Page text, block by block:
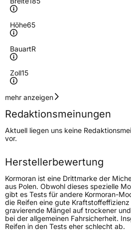
Höhe65
BauartR
Zoll15
Geschwindigkeitsindex
Höchstgeschwindigkeit
190 km/h
Lastindex92
Höchstlast630 kg
Generelle Merkmale
FahrzeugtypPKW
VerwendungGanzjahresreifen
Modellname All Season
mehr anzeigen
Redaktionsmeinungen
Aktuell liegen uns keine
vor.
Herstellerbewertung
Kormoran ist eine Drittmarke der
aus Polen. Obwohl dieses spezielle
gibt es Tests für andere Kormoran-
die Reifen eine gute
gravierende Mängel auf trockener
bei der allgemeinen Fahrsicherheit.
Reifen in den Tests eher schlecht ab.